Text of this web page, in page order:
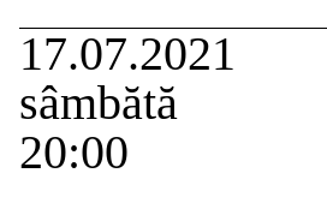
17.07.2021
sâmbătă
20:00